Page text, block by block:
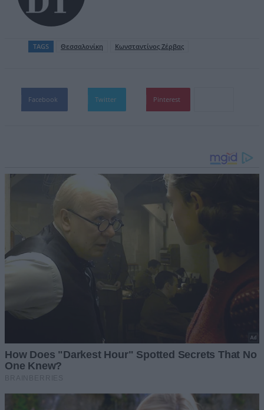
TAGS Θεσσαλονίκη Κωνσταντίνος Ζέρβας
Facebook Twitter Pinterest